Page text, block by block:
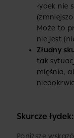
łydek nie
Może to
nie jest
Złudny
tak
mięśnia,
Skurcze
Poniższe